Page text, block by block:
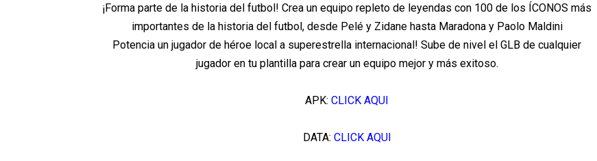
¡Forma parte de la historia del futbol! Crea un equipo repleto de leyendas con 100 de los ÍCONOS más
importantes de la historia del futbol, desde Pelé y Zidane hasta Maradona y Paolo Maldini
Potencia un jugador de héroe local a superestrella internacional! Sube de nivel el GLB de cualquier
jugador en tu plantilla para crear un equipo mejor y más exitoso.
APK: CLICK AQUI
DATA: CLICK AQUI